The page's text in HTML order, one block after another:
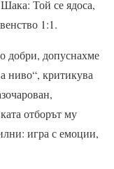
Той се ядоса,
1:1.
добри, допуснахме
ниво“, критикува
отборът му
игра с емоции,